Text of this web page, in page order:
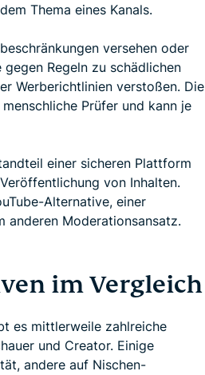
Thema eines Kanals.
versehen oder
Regeln zu schädlichen
Werberichtlinien verstoßen. Die
Prüfer und kann je
einer sicheren Plattform
von Inhalten.
Alternative, einer
Moderationsansatz.
im Vergleich
es mittlerweile zahlreiche
und Creator. Einige
andere auf Nischen-